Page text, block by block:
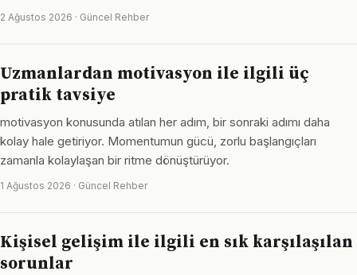
2 Ağustos 2026 · Güncel Rehber
Uzmanlardan motivasyon ile ilgili üç
pratik tavsiye
motivasyon konusunda atılan her adım, bir sonraki adımı daha
kolay hale getiriyor. Momentumun gücü, zorlu başlangıçları
zamanla kolaylaşan bir ritme dönüştürüyor.
1 Ağustos 2026 · Güncel Rehber
Kişisel gelişim ile ilgili en sık karşılaşılan
sorunlar